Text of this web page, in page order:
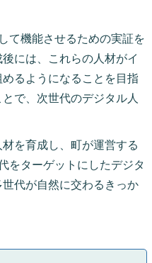
て機能させるための実証を
には、これらの人材がイ
るようになることを目指
で、次世代のデジタル人
を育成し、町が運営する
をターゲットにしたデジタ
代が自然に交わるきっか